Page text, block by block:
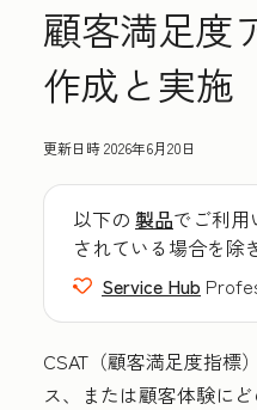
顧客満足度
作成と実施
更新日時2026年6月20日
以下の 製品でご利
されている場合を除
Service Hub
CSAT（顧客満足度指標
ス、または顧客体験に